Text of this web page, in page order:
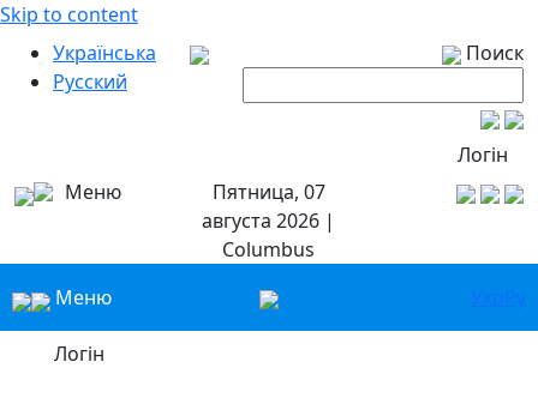
Skip to content
Українська
Русский
Поиск
Логін
Меню
Пятница, 07
августа 2026 |
Columbus
Меню
УкрРу
Логін